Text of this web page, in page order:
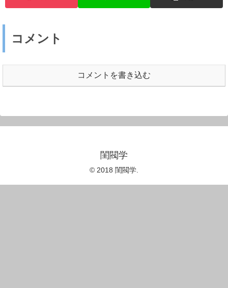
コメント
コメントを書き込む
閨閥学
© 2018 閨閥学.